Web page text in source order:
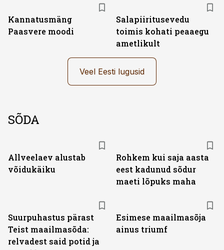
Kannatusmäng
Paasvere moodi
Salapiiritusevedu
toimis kohati peaaegu
ametlikult
Veel Eesti lugusid
SÕDA
Allveelaev alustab
võidukäiku
Rohkem kui saja aasta
eest kadunud sõdur
maeti lõpuks maha
Suurpuhastus pärast
Teist maailmasõda:
relvadest said potid ja
Esimese maailmasõja
ainus triumf